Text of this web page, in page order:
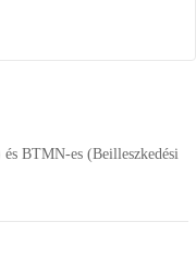
BTMN-es (Beilleszkedési